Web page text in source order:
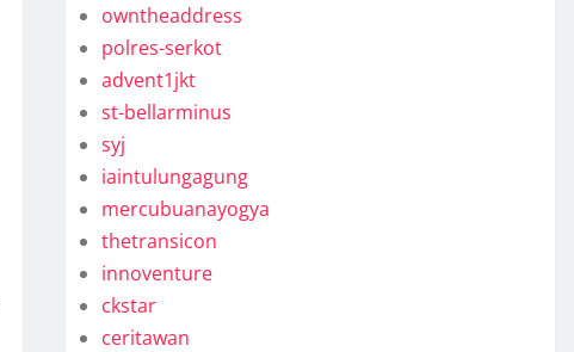
owntheaddress
polres-serkot
advent1jkt
st-bellarminus
syj
iaintulungagung
mercubuanayogya
thetransicon
innoventure
ckstar
ceritawan